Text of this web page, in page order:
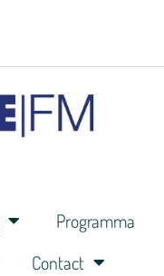
Programma
Contact